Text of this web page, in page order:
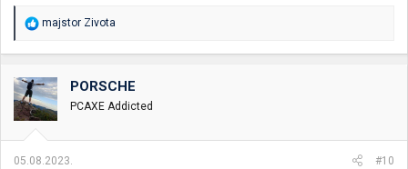
R
o
v
a
n
majstor Zivota
PORSCHE
PCAXE Addicted
05.08.2023. #10